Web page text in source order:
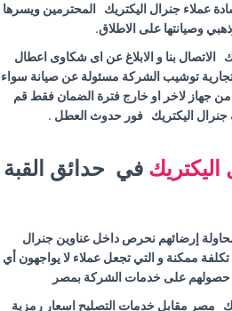
عملاء جنرال اليكتريك المحترمين ويسرها
وصيانتها على الاطلاق.
الاتصال بنا و الابلاغ عن اى شكاوى اعطال
توشيب الشركة مسئولة عن صيانة سواء
جهاز لاخر او خارج فترة الضمان فقط قم
جنرال اليكتريك فور حدوث العطل .
في حدائق القبة
إرضائهم نحرص داخل عناوين جنرال
ممكنة و التي تجعل عملاء لا يواجهون أي
حصولهم على خدمات الشركة بمصر
مصر مقابل خدمات التصليح اسعار رمزية